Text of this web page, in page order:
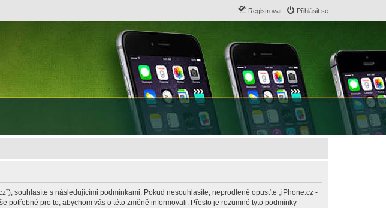
Přihlásit se
Registrovat
souhlasíte s následujícími podmínkami. Pokud nesouhlasíte, neprodleně opusťte „iPhone.cz -
potřebné pro to, abychom vás o této změně informovali. Přesto je rozumné tyto podmínky